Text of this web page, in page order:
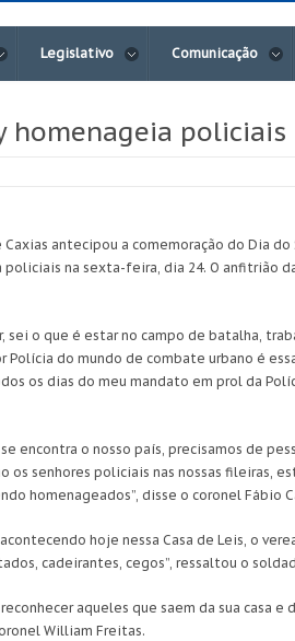
Legislativo Comunicação
homenageia
Caxias antecipou a comemoração do Dia
na sexta-feira, dia 24. O anfitrião
sei o que é estar no campo de batalha,
Polícia do mundo de combate urbano é
os dias do meu mandato em prol da
encontra o nosso país, precisamos de
os senhores policiais nas nossas fileiras,
homenageados”, disse o coronel Fábio
hoje nessa Casa de Leis, o
cadeirantes, cegos”, ressaltou o
aqueles que saem da sua casa
William Freitas.